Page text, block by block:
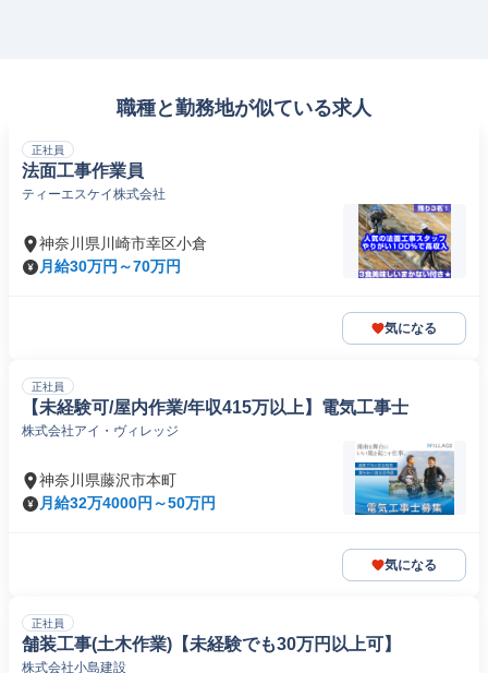
職種と勤務地が似ている求人
正社員
法面工事作業員
ティーエスケイ株式会社
神奈川県川崎市幸区小倉
月給30万円～70万円
気になる
正社員
【未経験可/屋内作業/年収415万以上】電気工事士
株式会社アイ・ヴィレッジ
神奈川県藤沢市本町
月給32万4000円～50万円
気になる
正社員
舗装工事(土木作業)【未経験でも30万円以上可】
株式会社小島建設